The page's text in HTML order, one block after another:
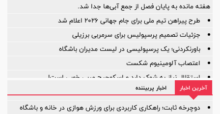
هفته مانده به پایان فصل از جمع آبی‌ها جدا شد.
طرح پیراهن تیم ملی برای جام جهانی ۲۰۲۶ اعلام شد
جزئیات تصمیم پرسپولیس برای سرمربی برزیلی
باورنکردنی؛ یک پرسپولیسی در لیست مدیران باشگاه
اعتصاب آلومینیوم شکست
استقلال نیاز به شوک دارد و اسکوچیچ مربی خوبی است!
آیا ستون خط میانی ترک برداشته است؟
بازی‌ها یکی پس از دیگری لغو شد؛
آخرین اخبار اخبار پربیننده
دوچرخه ثابت؛ راهکاری کاربردی برای ورزش هوازی در خانه و باشگاه